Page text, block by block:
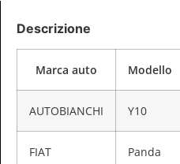
Descrizione
Marca auto Modello
AUTOBIANCHI Y10
FIAT Panda